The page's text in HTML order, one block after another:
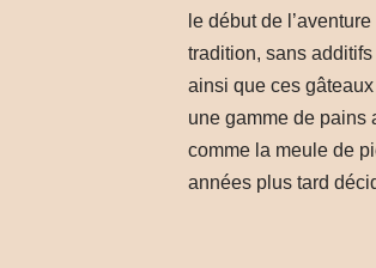
le début de
tradition, sans
ainsi que ces
une gamme de pains
comme la meule de
années plus tard